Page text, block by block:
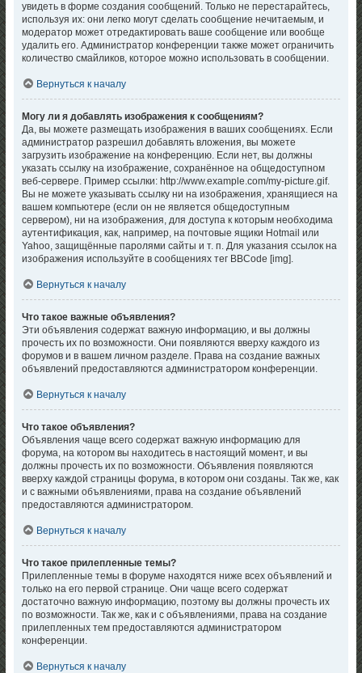
увидеть в форме создания сообщений. Только не перестарайтесь,
используя их: они легко могут сделать сообщение нечитаемым, и
модератор может отредактировать ваше сообщение или вообще
удалить его. Администратор конференции также может ограничить
количество смайликов, которое можно использовать в сообщении.
Вернуться к началу
Могу ли я добавлять изображения к сообщениям?
Да, вы можете размещать изображения в ваших сообщениях. Если
администратор разрешил добавлять вложения, вы можете
загрузить изображение на конференцию. Если нет, вы должны
указать ссылку на изображение, сохранённое на общедоступном
веб-сервере. Пример ссылки: http://www.example.com/my-picture.gif.
Вы не можете указывать ссылку ни на изображения, хранящиеся на
вашем компьютере (если он не является общедоступным
сервером), ни на изображения, для доступа к которым необходима
аутентификация, как, например, на почтовые ящики Hotmail или
Yahoo, защищённые паролями сайты и т. п. Для указания ссылок на
изображения используйте в сообщениях тег BBCode [img].
Вернуться к началу
Что такое важные объявления?
Эти объявления содержат важную информацию, и вы должны
прочесть их по возможности. Они появляются вверху каждого из
форумов и в вашем личном разделе. Права на создание важных
объявлений предоставляются администратором конференции.
Вернуться к началу
Что такое объявления?
Объявления чаще всего содержат важную информацию для
форума, на котором вы находитесь в настоящий момент, и вы
должны прочесть их по возможности. Объявления появляются
вверху каждой страницы форума, в котором они созданы. Так же, как
и с важными объявлениями, права на создание объявлений
предоставляются администратором.
Вернуться к началу
Что такое прилепленные темы?
Прилепленные темы в форуме находятся ниже всех объявлений и
только на его первой странице. Они чаще всего содержат
достаточно важную информацию, поэтому вы должны прочесть их
по возможности. Так же, как и с объявлениями, права на создание
прилепленных тем предоставляются администратором
конференции.
Вернуться к началу